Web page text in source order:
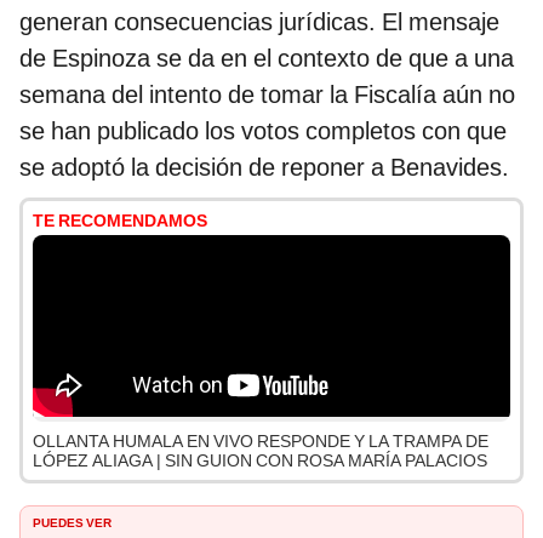
generan consecuencias jurídicas. El mensaje
de Espinoza se da en el contexto de que a una
semana del intento de tomar la Fiscalía aún no
se han publicado los votos completos con que
se adoptó la decisión de reponer a Benavides.
TE RECOMENDAMOS
OLLANTA HUMALA EN VIVO RESPONDE Y LA TRAMPA DE
LÓPEZ ALIAGA | SIN GUION CON ROSA MARÍA PALACIOS
PUEDES VER